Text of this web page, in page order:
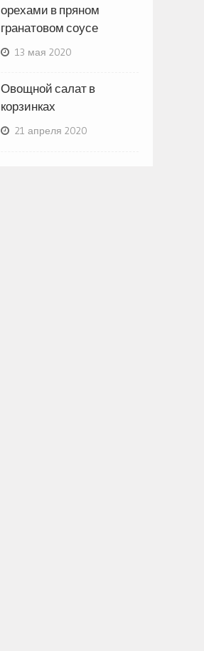
орехами в пряном
гранатовом соусе
13 мая 2020
Овощной салат в
корзинках
21 апреля 2020